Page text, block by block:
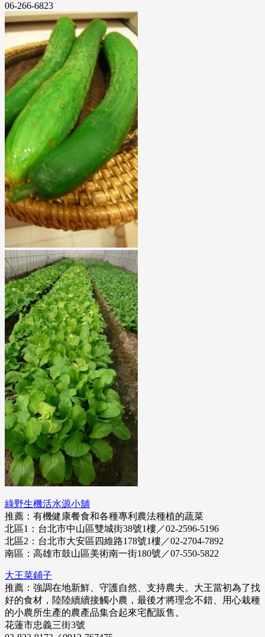
06-266-6823
綠野生機活水源小舖
推薦：有機健康餐食和各種專利農法種植的蔬菜
北區1：台北市中山區雙城街38號1樓／02-2596-5196
北區2：台北市大安區四維路178號1樓／02-2704-7892
南區：高雄市鼓山區美術南一街180號／07-550-5822
大王菜鋪子
推薦：強調在地新鮮、守護自然、支持農夫。大王當初為了找
好的食材，陸陸續續接觸小農，最後才將理念不錯、用心栽種
的小農所生產的農產品集合起來宅配販售。
花蓮市忠義三街3號